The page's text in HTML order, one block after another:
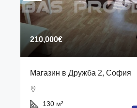
210,000€
Магазин в Дружба 2, София
130 м²